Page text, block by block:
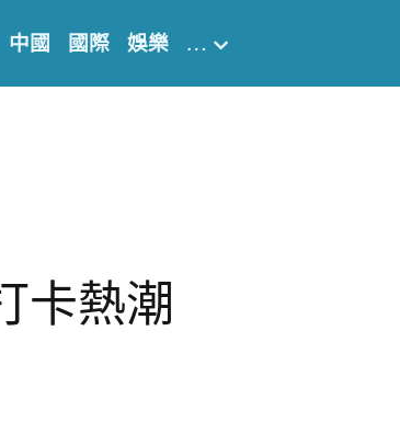
中國 國際 娛樂 …
卡熱潮